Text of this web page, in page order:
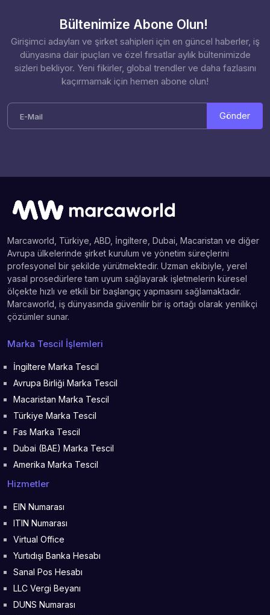
Bültenimize Abone Olun!
Girişimci adayları ve şirket sahipleri için en güncel haberler, iş
dünyasına dair ipuçları ve özel fırsatlar aylık bültenimizde
sizleri bekliyor. Yeni fikirler, global trendler ve daha fazlasını
kaçırmamak için hemen abone olun!
Gönder
Marcaworld, Türkiye, ABD, İngiltere, Dubai, Macaristan ve diğer
Avrupa ülkelerinde şirket kurulum ve yönetim süreçlerini
profesyonel bir şekilde yürütmektedir. Uzman ekibiyle, yerel
yasal prosedürlere tam uyum sağlayarak işletmelerin küresel
ölçekte hızlı ve etkili bir başlangıç yapmasını sağlamaktadır.
Marcaworld, iş dünyasında güvenilir bir iş ortağı olarak yenilikçi
çözümler sunar.
Marka Tescil İşlemleri
İngiltere Marka Tescil
Avrupa Birliği Marka Tescil
Macaristan Marka Tescil
Türkiye Marka Tescil
Fas Marka Tescil
Dubai (BAE) Marka Tescil
Amerika Marka Tescil
Hizmetler
EIN Numarası
ITIN Numarası
Virtual Office
Yurtıdışı Banka Hesabı
Sanal Pos Hesabı
LLC Vergi Beyanı
DUNS Numarası